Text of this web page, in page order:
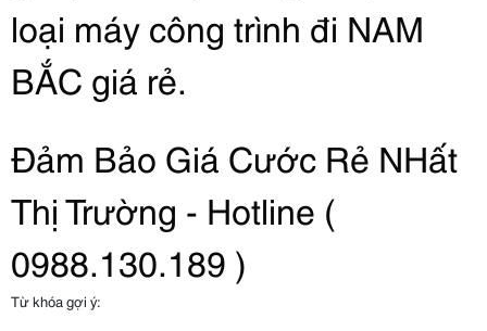
loại máy công trình đi NAM
BẮC giá rẻ.
Đảm Bảo Giá Cước Rẻ NHất
Thị Trường - Hotline (
0988.130.189 )
Từ khóa gợi ý: